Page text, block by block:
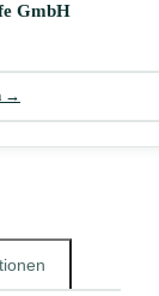
GmbH
→